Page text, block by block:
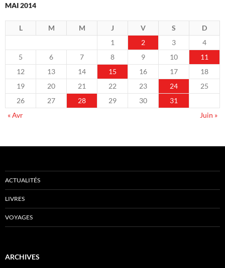
MAI 2014
L M M J V S
D
1
2 3
4
5
6 7 8 9 10
11
12
13 14 15 16 17
18
19
20 21 22 23 24
25
26
27 28 29 30
31
« Avr
Juin »
ACTUALITÉS
LIVRES
VOYAGES
ARCHIVES